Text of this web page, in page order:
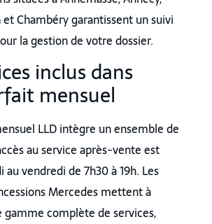
et Chambéry garantissent un suivi
la gestion de votre dossier.
inclus dans
mensuel
LLD intègre un ensemble de
au service après-vente est
vendredi de 7h30 à 19h. Les
Mercedes mettent à
gamme complète de services,